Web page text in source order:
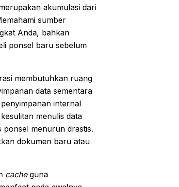
akumulasi dari
sumber
Anda, bahkan
ponsel baru sebelum
membutuhkan ruang
data sementara
internal
menulis data
ponsel menurun drastis.
dokumen baru atau
cacheguna